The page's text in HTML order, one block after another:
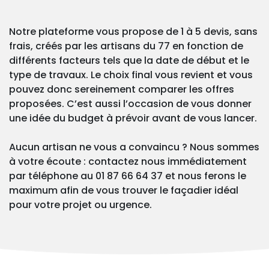
Notre plateforme vous propose de 1 à 5 devis, sans
frais, créés par les artisans du 77 en fonction de
différents facteurs tels que la date de début et le
type de travaux. Le choix final vous revient et vous
pouvez donc sereinement comparer les offres
proposées. C’est aussi l’occasion de vous donner
une idée du budget à prévoir avant de vous lancer.
Aucun artisan ne vous a convaincu ? Nous sommes
à votre écoute : contactez nous immédiatement
par téléphone au 01 87 66 64 37 et nous ferons le
maximum afin de vous trouver le façadier idéal
pour votre projet ou urgence.